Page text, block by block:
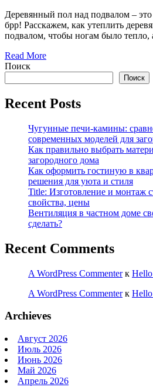
Деревянный пол над подвалом –
брр! Расскажем, как утеплить
подвалом, чтобы ногам было тепло,
Read More
Поиск
Поиск
Recent Posts
Чугунные печи-камины:
современных моделей для
Как правильно выбрать
загородного дома
Как оформить гостиную в
решения для уюта и стиля
Title: Изготовление и монтаж
свойства, цены
Вентиляция в частном доме
сделать?
Recent Comments
A WordPress Commenterк
A WordPress Commenterк
Archieves
Август 2026
Июль 2026
Июнь 2026
Май 2026
Апрель 2026